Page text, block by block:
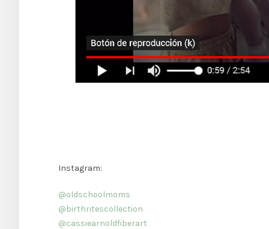
Instagram:
@oldschoolmoms
@birthritescollection
@cassiearnoldfiberart